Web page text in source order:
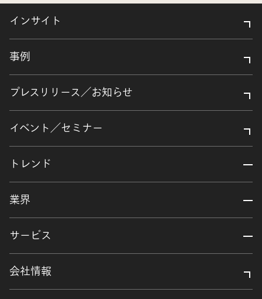
インサイト
事例
プレスリリース／お知らせ
イベント／セミナー
トレンド
業界
サービス
会社情報